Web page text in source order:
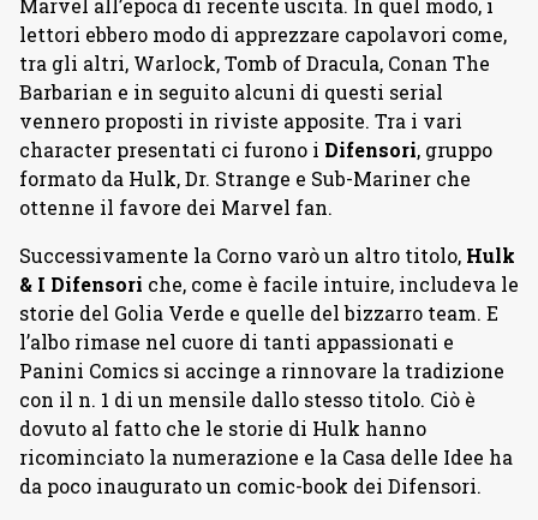
Marvel all’epoca di recente uscita. In quel modo, i
lettori ebbero modo di apprezzare capolavori come,
tra gli altri, Warlock, Tomb of Dracula, Conan The
Barbarian e in seguito alcuni di questi serial
vennero proposti in riviste apposite. Tra i vari
character presentati ci furono i Difensori, gruppo
formato da Hulk, Dr. Strange e Sub-Mariner che
ottenne il favore dei Marvel fan.
Successivamente la Corno varò un altro titolo, Hulk
& I Difensori che, come è facile intuire, includeva le
storie del Golia Verde e quelle del bizzarro team. E
l’albo rimase nel cuore di tanti appassionati e
Panini Comics si accinge a rinnovare la tradizione
con il n. 1 di un mensile dallo stesso titolo. Ciò è
dovuto al fatto che le storie di Hulk hanno
ricominciato la numerazione e la Casa delle Idee ha
da poco inaugurato un comic-book dei Difensori.